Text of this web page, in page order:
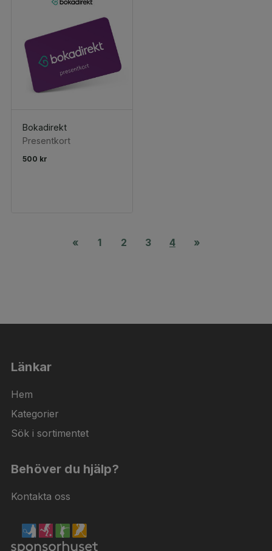
Bokadirekt
Presentkort
500 kr
« 1 2 3 4 »
Länkar
Hem
Kategorier
Sök i sortimentet
Behöver du hjälp?
Kontakta oss